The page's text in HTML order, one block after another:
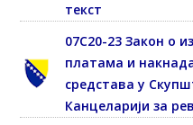
текст
07С20-23 Закон о
платама и
средстава у
Канцеларији за